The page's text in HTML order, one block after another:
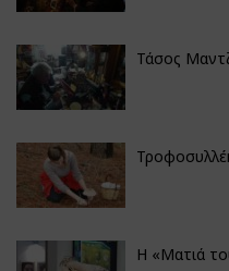
Τάσος
H «Ματιά